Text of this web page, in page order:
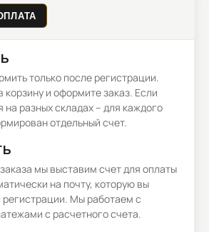
только после регистрации.
и оформите заказ. Если
на разных складах – для каждого
отдельный счет.
мы выставим счет для оплаты
на почту, которую вы
регистрации. Мы работаем с
с расчетного счета.